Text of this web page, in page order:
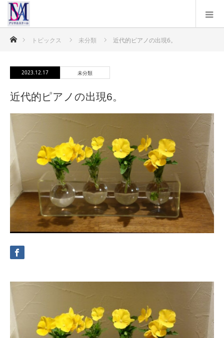
ホームトピックス 未分類 近代的ピアノの出現6。
2023.12.17 未分類
近代的ピアノの出現6。